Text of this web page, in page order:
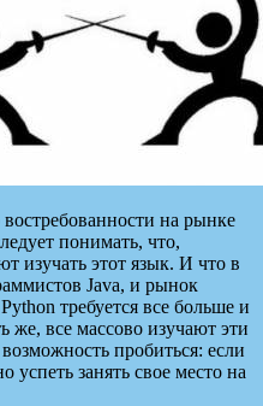
на рынке
понимать, что,
изучать этот язык. И что в
Java, и рынок
требуется все больше и
все массово изучают эти
пробиться: если
успеть занять свое место на